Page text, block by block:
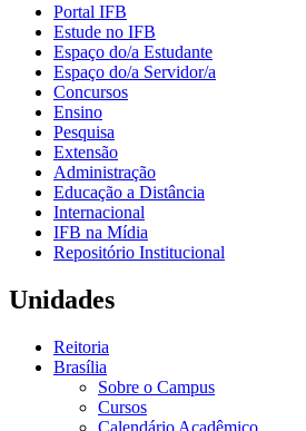
Portal IFB
Estude no IFB
Espaço do/a Estudante
Espaço do/a Servidor/a
Concursos
Ensino
Pesquisa
Extensão
Administração
Educação a Distância
Internacional
IFB na Mídia
Repositório Institucional
Unidades
Reitoria
Brasília
Sobre o Campus
Cursos
Calendário Acadêmico